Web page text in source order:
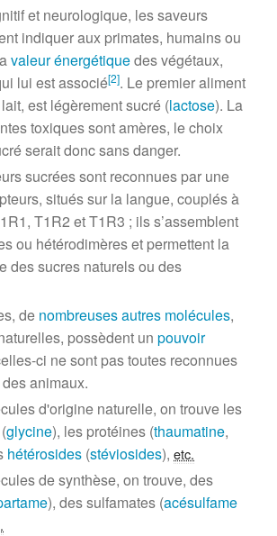
et neurologique, les saveurs
indiquer aux primates, humains ou
valeur énergétiquedes végétaux,
lui est associé[2]. Le premier aliment
est légèrement sucré (lactose). La
toxiques sont amères, le choix
serait donc sans danger.
sucrées sont reconnues par une
situés sur la langue, couplés à
T1R2 et T1R3 ; ils s’assemblent
ou hétérodimères et permettent la
des sucres naturels ou des
de nombreuses autres molécules,
possèdent un pouvoir
ci ne sont pas toutes reconnues
animaux.
d'origine naturelle, on trouve les
(glycine), les protéines (thaumatine,
hétérosides (stéviosides), etc.
de synthèse, on trouve, des
), des sulfamates (acésulfame